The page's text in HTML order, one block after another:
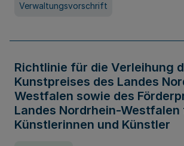
Verwaltungsvorschrift
Richtlinie für die Verleihung
Kunstpreises des Landes
Westfalen sowie des
Landes Nordrhein-Westfalen
Künstlerinnen und Künstler